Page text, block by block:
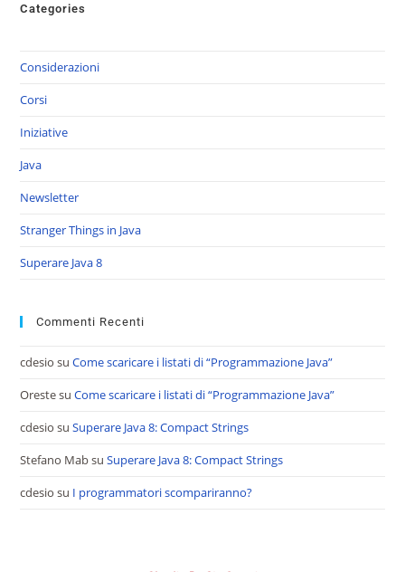
Categories
Considerazioni
Corsi
Iniziative
Java
Newsletter
Stranger Things in Java
Superare Java 8
Commenti Recenti
cdesio suCome scaricare i listati di “Programmazione Java”
OrestesuCome scaricare i listati di “Programmazione Java”
cdesio suSuperare Java 8: Compact Strings
Stefano MabsuSuperare Java 8: Compact Strings
cdesio su I programmatori scompariranno?